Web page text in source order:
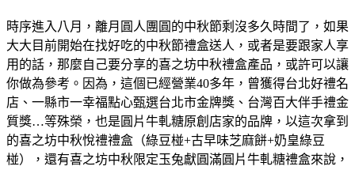
時序進入八月，離月圓人團圓的中秋節剩沒多久時間了，如果
大大目前開始在找好吃的中秋節禮盒送人，或者是要跟家人享
用的話，那麼自己要分享的喜之坊中秋禮盒產品，或許可以讓
你做為參考。因為，這個已經營業40多年，曾獲得台北好禮名
店、一縣市一幸福點心甄選台北市金牌獎、台灣百大伴手禮金
質獎…等殊榮，也是圓片牛軋糖原創店家的品牌，以這次拿到
的喜之坊中秋悅禮禮盒（綠豆椪+古早味芝麻餅+奶皇綠豆
椪），還有喜之坊中秋限定玉兔獻圓滿圓片牛軋糖禮盒來說，